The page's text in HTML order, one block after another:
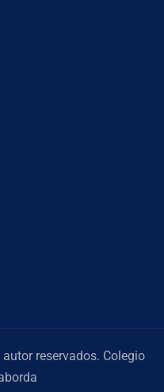
reservados. Colegio